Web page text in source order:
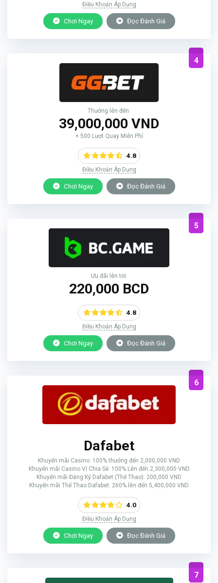
Điều Khoản Áp Dụng
Chơi Ngay Đọc Đánh Giá
4
Thưởng lên đến:
39,000,000 VND
+ 500 Lượt Quay Miễn Phí
4.8
Điều Khoản Áp Dụng
Chơi Ngay Đọc Đánh Giá
5
Ưu đãi lên tới:
220,000 BCD
4.8
Điều Khoản Áp Dụng
Chơi Ngay Đọc Đánh Giá
6
Dafabet
Khuyến mãi Casino: 100% thưởng đến 2,000,000 VND
Khuyến mãi Casino Ví Chia Sẻ: 100% Lên đến 2,300,000 VND
Khuyến mãi Đăng Ký Dafabet (Thể Thao): 200,000 VND
Khuyến mãi Thể Thao Dafabet: 260% lên đến 5,400,000 VND
4.0
Điều Khoản Áp Dụng
Chơi Ngay Đọc Đánh Giá
7